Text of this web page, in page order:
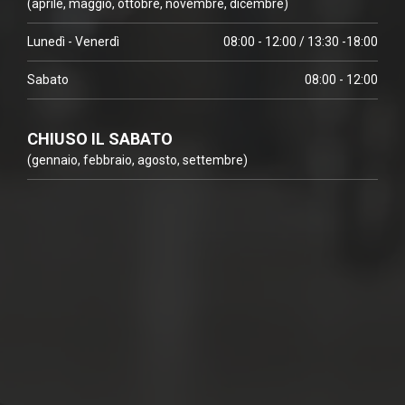
(aprile, maggio, ottobre, novembre, dicembre)
Lunedì - Venerdì 08:00 - 12:00 / 13:30 -18:00
Sabato 08:00 - 12:00
CHIUSO IL SABATO
(gennaio, febbraio, agosto, settembre)